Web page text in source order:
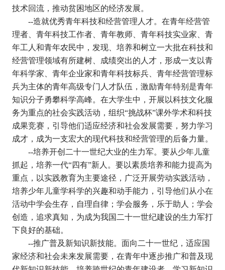
技术回流，推动贫困地区的经济发展。
--造就优秀青年科技和经营管理人才。在青年经营管
理者、青年科技工作者、青年教师、青年科技实业家、青
年工人和青年农民中，发现、培养和树立一大批在科技和
经营管理领域有所建树、成绩突出的人才，形成一支以青
年科学家、青年企业家和青年科技标兵、青年经营管理标
兵为主体的青年高级专门人才队伍，激励青年特别是青年
知识分子勇攀科学高峰。在大学生中，开展以科技文化服
务为重点的社会实践活动，组织“挑战杯”课外学术和科技
成果竞赛，引导他们适应经济和社会发展需要，努力学习
成才，成为一支宏大的现代科技和经营管理的后备力量。
--培养开创二十一世纪大业的生力军。要从少年儿童
抓起，培养一代“四有”新人。要以素质培养和能力提高为
重点，以实践教育为主要途径，广泛开展劳动实践活动，
培养少年儿童学科学的兴趣和动手能力，引导他们从小在
活动中学会生存，自理自律；学会服务，乐于助人；学会
创造，追求真知，为成为我国二十一世纪建设的生力军打
下良好的基础。
--推广普及新知识新技能。面向二十一世纪，适应国
家经济和社会未来发展需要，在青年中逐步推广和普及现